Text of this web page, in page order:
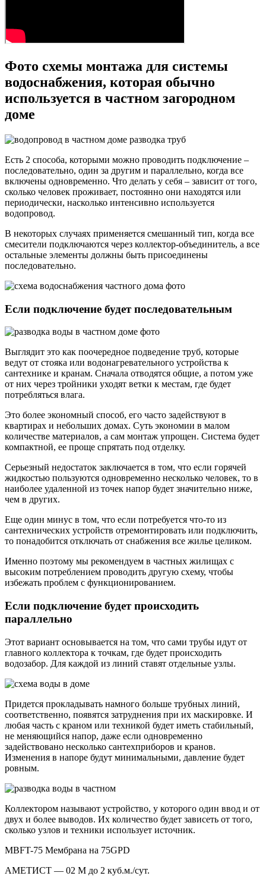
Фото схемы монтажа для системы
водоснабжения, которая обычно
используется в частном загородном
доме
Есть 2 способа, которыми можно проводить подключение –
последовательно, один за другим и параллельно, когда все
включены одновременно. Что делать у себя – зависит от того,
сколько человек проживает, постоянно они находятся или
периодически, насколько интенсивно используется
водопровод.
В некоторых случаях применяется смешанный тип, когда все
смесители подключаются через коллектор-объединитель, а все
остальные элементы должны быть присоединены
последовательно.
Если подключение будет последовательным
Выглядит это как поочередное подведение труб, которые
ведут от стояка или водонагревательного устройства к
сантехнике и кранам. Сначала отводятся общие, а потом уже
от них через тройники уходят ветки к местам, где будет
потребляться влага.
Это более экономный способ, его часто задействуют в
квартирах и небольших домах. Суть экономии в малом
количестве материалов, а сам монтаж упрощен. Система будет
компактной, ее проще спрятать под отделку.
Серьезный недостаток заключается в том, что если горячей
жидкостью пользуются одновременно несколько человек, то в
наиболее удаленной из точек напор будет значительно ниже,
чем в других.
Еще один минус в том, что если потребуется что-то из
сантехнических устройств отремонтировать или подключить,
то понадобится отключать от снабжения все жилье целиком.
Именно поэтому мы рекомендуем в частных жилищах с
высоким потреблением проводить другую схему, чтобы
избежать проблем с функционированием.
Если подключение будет происходить
параллельно
Этот вариант основывается на том, что сами трубы идут от
главного коллектора к точкам, где будет происходить
водозабор. Для каждой из линий ставят отдельные узлы.
Придется прокладывать намного больше трубных линий,
соответственно, появятся затруднения при их маскировке. И
любая часть с краном или техникой будет иметь стабильный,
не меняющийся напор, даже если одновременно
задействовано несколько сантехприборов и кранов.
Изменения в напоре будут минимальными, давление будет
ровным.
Коллектором называют устройство, у которого один ввод и от
двух и более выводов. Их количество будет зависеть от того,
сколько узлов и техники использует источник.
MBFT-75 Мембрана на 75GPD
АМЕТИСТ — 02 М до 2 куб.м./сут.